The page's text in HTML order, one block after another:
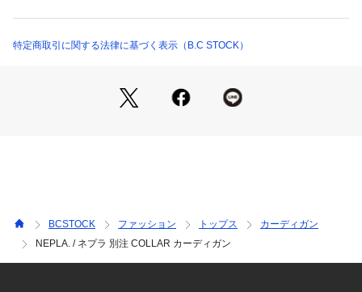
その染色も古来から伝わる伝統的な手法の風合いに魅力を見出
またその柔らかな色、風合いのある生地たちはクラシックなデ
ィテール、デザインステッチワークがほどこされている。
裏地:なし
伸縮性:あり
光沢感:なし
商品番号：1099200042596 （モール）
特定商取引に関する法律に基づく表示（B.C STOCK）
BCSTOCK ファッション トップス
カーディガン
NEPLA. / ネプラ 別注 COLLAR カーディガン